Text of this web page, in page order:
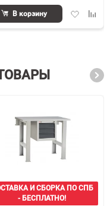
Добавить
В корзину
И СБОРКА ПО СПБ
- БЕСПЛАТНО!